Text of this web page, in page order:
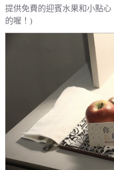
提供免費的迎賓水果和小點
的喔！)